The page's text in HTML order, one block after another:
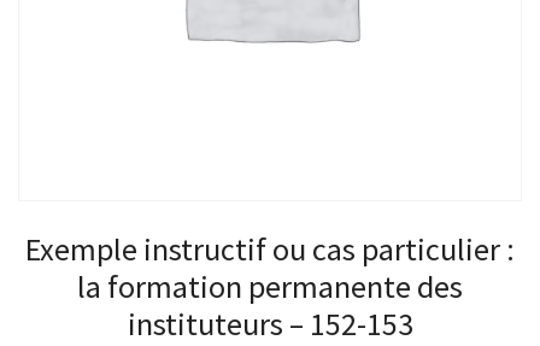
Exemple instructif ou cas particulier :
la formation permanente des
instituteurs – 152-153